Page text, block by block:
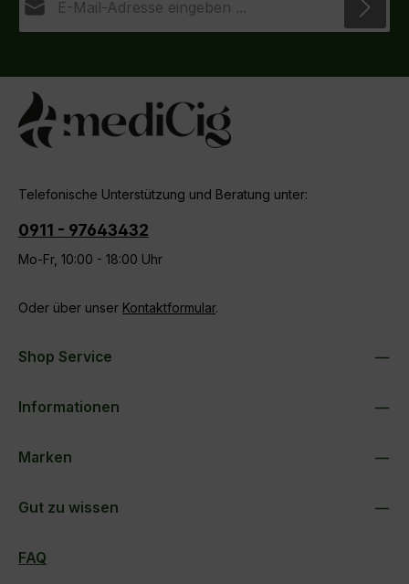
Kenntnis genommen und die
mit ihnen einverstanden.
Pflichtfelder.
Telefonische Unterstützung und Beratung unter:
0911 - 97643432
Mo-Fr, 10:00 - 18:00 Uhr
Oder über unser Kontaktformular.
Shop Service
Informationen
Marken
Gut zu wissen
FAQ